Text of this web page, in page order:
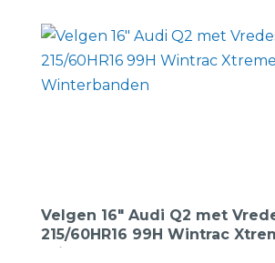
Velgen 16″ Audi Q2 met
215/60HR16 99H Wintrac
Winterbanden